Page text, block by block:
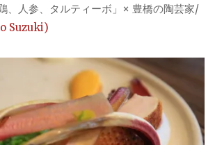
、人参、タルティーボ」× 豊橋の陶芸家/
Suzuki)